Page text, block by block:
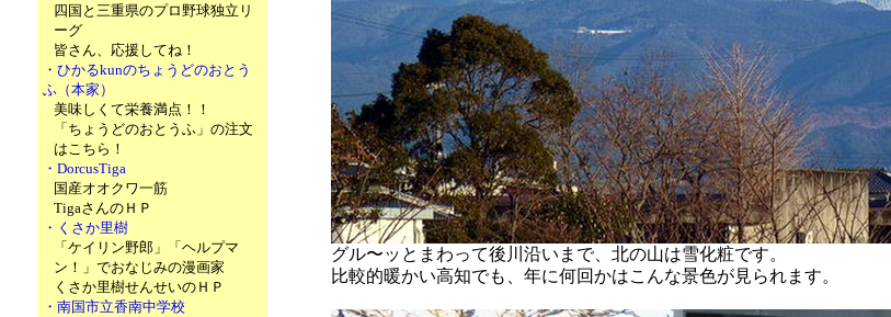
四国と三重県のプロ野球独立リ
ーグ
皆さん、応援してね！
・ひかるkunのちょうどのおとう
ふ（本家）
美味しくて栄養満点！！
「ちょうどのおとうふ」の注文
はこちら！
・DorcusTiga
国産オオクワ一筋
TigaさんのＨＰ
・くさか里樹
「ケイリン野郎」「ヘルプマ
ン！」でおなじみの漫画家
くさか里樹せんせいのＨＰ
・南国市立香南中学校
グル〜ッとまわって後川沿いまで、北の山は雪化粧です。
比較的暖かい高知でも、年に何回かはこんな景色が見られます。